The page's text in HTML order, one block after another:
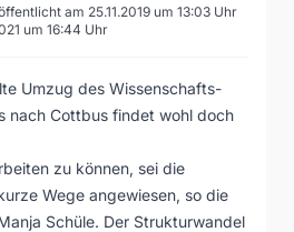
am 25.11.2019 um 13:03 Uhr
um 16:44 Uhr
Umzug des Wissenschafts-
nach Cottbus findet wohl doch
zu können, sei die
Wege angewiesen, so die
Schüle. Der Strukturwandel